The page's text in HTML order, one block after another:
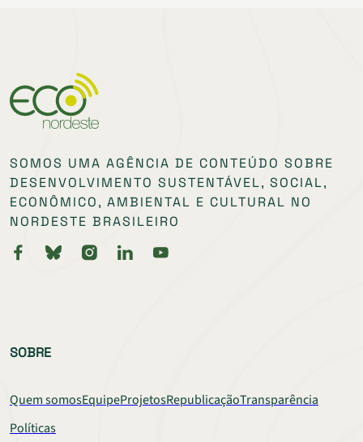
SOMOS UMA AGÊNCIA DE CONTEÚDO SOBRE
DESENVOLVIMENTO SUSTENTÁVEL, SOCIAL,
ECONÔMICO, AMBIENTAL E CULTURAL NO
NORDESTE BRASILEIRO
SOBRE
Quem somosEquipeProjetosRepublicaçãoTransparência
Políticas